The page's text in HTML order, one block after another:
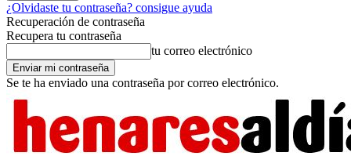
¿Olvidaste tu contraseña? consigue ayuda
Recuperación de contraseña
Recupera tu contraseña
tu correo electrónico
Se te ha enviado una contraseña por correo electrónico.